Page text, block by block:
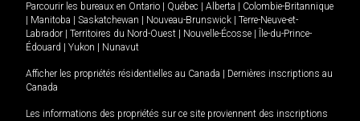
Parcourir les bureaux en Ontario Québec Alberta
Colombie-Britannique
Manitoba Saskatchewan Nouveau-Brunswick
Terre-Neuve-et-
Labrador
Territoires du Nord-Ouest Nouvelle-Écosse
Île-du-Prince-
Édouard
Yukon Nunavut
Afficher les propriétés résidentielles au Canada
Dernières inscriptions au
Canada
Les informations des propriétés sur ce site proviennent des inscriptions